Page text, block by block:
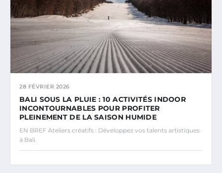
28 FÉVRIER 2026
BALI SOUS LA PLUIE : 10 ACTIVITÉS INDOOR
INCONTOURNABLES POUR PROFITER
PLEINEMENT DE LA SAISON HUMIDE
EN BREF Ateliers créatifs : Développez vos talents artistiques
à Bali.